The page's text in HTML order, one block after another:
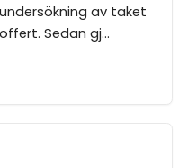
av taket
Sedan gj...